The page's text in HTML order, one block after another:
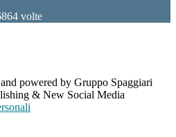
volte
powered by Gruppo Spaggiari
& New Social Media